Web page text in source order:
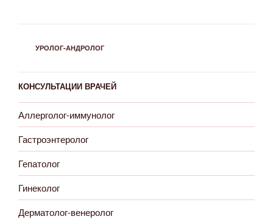
РУБРИКИ
УРОЛОГ-АНДРОЛОГ
КОНСУЛЬТАЦИИ ВРАЧЕЙ
Аллерголог-иммунолог
Гастроэнтеролог
Гепатолог
Гинеколог
Дерматолог-венеролог